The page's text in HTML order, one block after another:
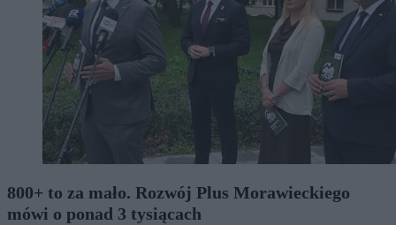
800+ to za mało. Rozwój Plus Morawieckiego
mówi o ponad 3 tysiącach